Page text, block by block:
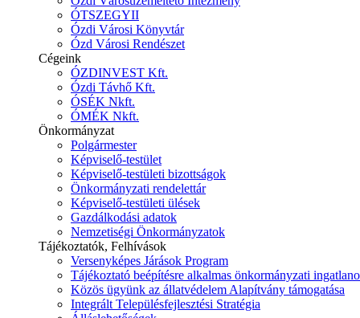
ÓTSZEGYII
Ózdi Városi Könyvtár
Ózd Városi Rendészet
Cégeink
ÓZDINVEST Kft.
Ózdi Távhő Kft.
ÓSÉK Nkft.
ÓMÉK Nkft.
Önkormányzat
Polgármester
Képviselő-testület
Képviselő-testületi bizottságok
Önkormányzati rendelettár
Képviselő-testületi ülések
Gazdálkodási adatok
Nemzetiségi Önkormányzatok
Tájékoztatók, Felhívások
Versenyképes Járások Program
Tájékoztató beépítésre alkalmas önkormányzati
Közös ügyünk az állatvédelem Alapítvány támogatása
Integrált Településfejlesztési Stratégia